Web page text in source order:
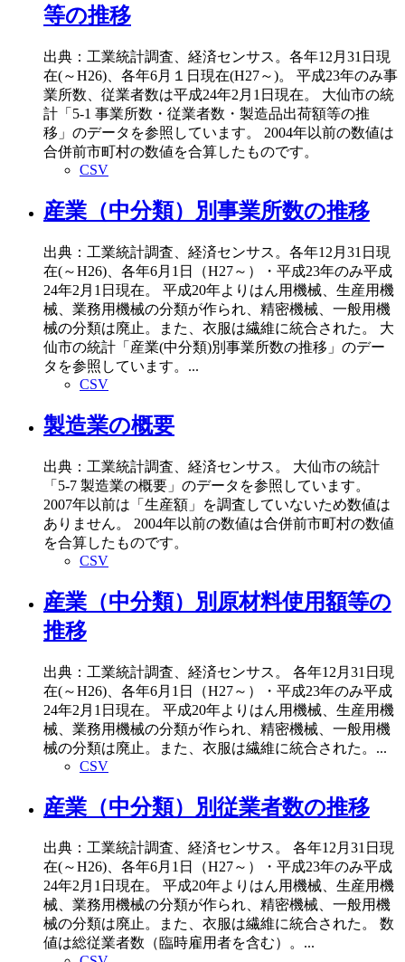
等の推移
出典：工業統計調査、経済センサス。各年12月31日現
在(～H26)、各年6月１日現在(H27～)。 平成23年のみ事
業所数、従業者数は平成24年2月1日現在。 大仙市の統
計「5-1 事業所数・従業者数・製造品出荷額等の推
移」のデータを参照しています。 2004年以前の数値は
合併前市町村の数値を合算したものです。
CSV
産業（中分類）別事業所数の推移
出典：工業統計調査、経済センサス。各年12月31日現
在(～H26)、各年6月1日（H27～）・平成23年のみ平成
24年2月1日現在。 平成20年よりはん用機械、生産用機
械、業務用機械の分類が作られ、精密機械、一般用機
械の分類は廃止。また、衣服は繊維に統合された。 大
仙市の統計「産業(中分類)別事業所数の推移」のデー
タを参照しています。...
CSV
製造業の概要
出典：工業統計調査、経済センサス。 大仙市の統計
「5-7 製造業の概要」のデータを参照しています。
2007年以前は「生産額」を調査していないため数値は
ありません。 2004年以前の数値は合併前市町村の数値
を合算したものです。
CSV
産業（中分類）別原材料使用額等の
推移
出典：工業統計調査、経済センサス。 各年12月31日現
在(～H26)、各年6月1日（H27～）・平成23年のみ平成
24年2月1日現在。 平成20年よりはん用機械、生産用機
械、業務用機械の分類が作られ、精密機械、一般用機
械の分類は廃止。また、衣服は繊維に統合された。...
CSV
産業（中分類）別従業者数の推移
出典：工業統計調査、経済センサス。 各年12月31日現
在(～H26)、各年6月1日（H27～）・平成23年のみ平成
24年2月1日現在。 平成20年よりはん用機械、生産用機
械、業務用機械の分類が作られ、精密機械、一般用機
械の分類は廃止。また、衣服は繊維に統合された。 数
値は総従業者数（臨時雇用者を含む）。...